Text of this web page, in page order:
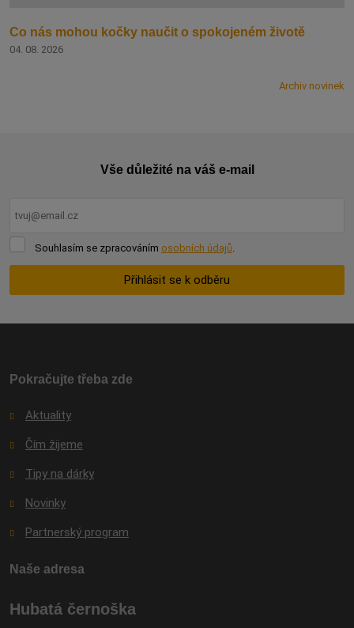
Co nás mohou kočky naučit o spokojeném životě
04. 08. 2026
Archiv novinek
Vše důležité na váš e-mail
Souhlasím
Souhlasím se zpracováním osobních údajů
Přihlásit se k odběru
odeslat.
Pokračujte třeba zde
Aktuality
Čím žijeme
Tipy na dárky
Novinky
Partnerský program
Naše adresa
Hubatá černoška